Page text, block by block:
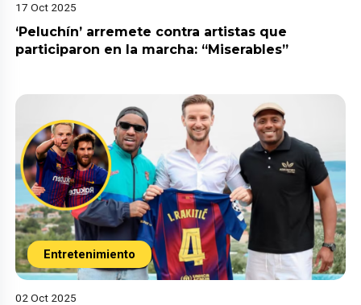
17 Oct 2025
‘Peluchín’ arremete contra artistas que
participaron en la marcha: “Miserables”
Entretenimiento
02 Oct 2025